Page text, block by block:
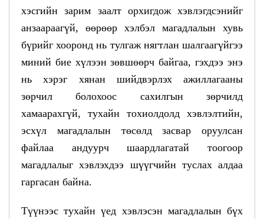
хэсгийн зарим заалт орхигдож хэвлэгдсэнийг
анзаараагүй, өөрөөр хэлбэл магадлалын хувь
бүрийг хооронд нь тулгаж нягтлан шалгаагүйгээ
миний бие хүлээн зөвшөөрч байгаа, гэхдээ энэ
нь хэрэг хянан шийдвэрлэх ажиллагааны
зөрчил болохоос сахилгын зөрчилд
хамаарахгүй, тухайн тохиолдолд хэвлэлтийн,
эсхүл магадлалын төсөлд засвар оруулсан
файлаа андуурч шаардлагатай тоогоор
магадлалыг хэвлэхдээ шүүгчийн туслах алдаа
гаргасан байна.
Түүнээс тухайн үед хэвлэсэн магадлалын бүх